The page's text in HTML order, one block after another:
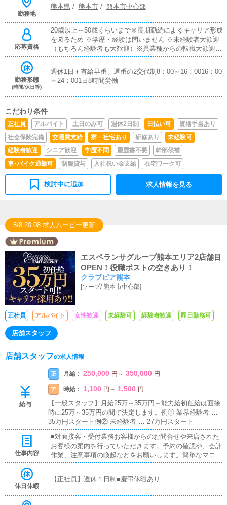
勤務地
熊本県/ 熊本市/ 熊本市中心部
応募資格
20歳以上～50歳くらいまで※長期勤続によるキャリア形成
を図るため ※学歴・経験は問いません ※未経験者大歓迎
（もちろん経験者も大歓迎）※異業種からの転職大歓迎※
18歳未満（高校生を含む）の応募はお断りします。
勤務形態
(時間/休日等)
週休1日＋有給早番、遅番の2交代制8：00～16：0016：00
～24：001日8時間労働
こだわり条件
正社員 アルバイト 土日のみ可 週休2日制 日払い可
資格手当あり
社会保険完備
交通費支給 寮・社宅あり 研修あり
未経験可
経験者歓迎
シニア歓迎 学歴不問 履歴書不要
幹部候補
車･バイク通勤可
制服貸与 入社祝い金支給 在宅ワーク可
検討中に追加 求人情報を見る
8/8 20:08 求人ムービー更新
エスペランサグループ熊本エリア2店舗目
OPEN！役職ポストの空きあり！
クラブピア熊本
[ソープ/熊本市中心部]
正社員 アルバイト 女性歓迎 未経験可 経験者歓迎 即日勤務可
店舗スタッフ
店舗スタッフの求人情報
給与
正 月給 : 250,000 円 ～ 350,000 円
ア 時給 : 1,100 円 ～ 1,500 円
【一般スタッフ】月給25万～35万円＋能力給初任給は面接
時に25万～35万円の間で決定します。例① 業界経験者 …
35万円スタート例② 未経験者 … 27万円スタート
仕事内容
■対面接客・受付業務お客様からのお問合せや来店された
お客様の案内を行っていただきます。予約の確認や、会計
作業、注意事項の喚起などをお願いします。簡単なマニュ
アルや、先輩スタッフに付いて業務内容を見ながら徐々に
す。■PC更新業務ヘブンネットなど、ポータルサイト等の
休日休暇
【正社員】週休１日制■慶弔休暇あり